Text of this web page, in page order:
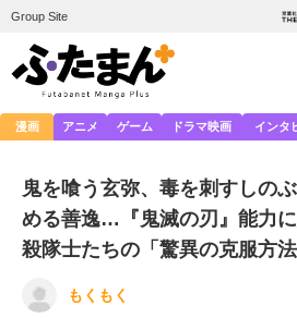
Group Site
漫画 アニメ ゲーム ドラマ映画 インタ
鬼を喰う玄弥、毒を刺すしの
める善逸…『鬼滅の刃』能力
殺隊士たちの「驚異の克服方法
もくもく